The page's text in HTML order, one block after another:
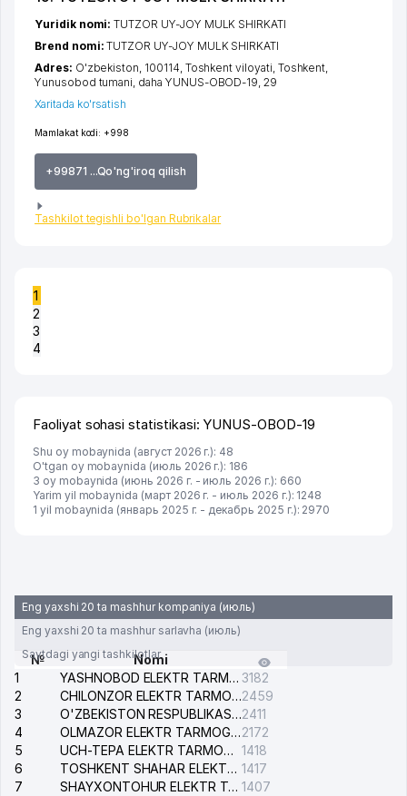
Mamlakat kodi: +998
+99871 ...Qo'ng'iroq qilish
Tashkilot tegishli bo'lgan Rubrikalar
Yuridik nomi:TUTZOR UY-JOY MULK SHIRKATI
Brend nomi:TUTZOR UY-JOY MULK SHIRKATI
Adres: O'zbekiston, 100114, Toshkent viloyati, Toshkent,
Yunusobod tumani, daha YUNUS-OBOD-19, 29
Xaritada ko'rsatish
1
2
3
4
Faoliyat sohasi statistikasi: YUNUS-OBOD-19
Shu oy mobaynida (август 2026 г.): 48
O'tgan oy mobaynida (июль 2026 г.): 186
3 oy mobaynida (июнь 2026 г. - июль 2026 г.): 660
Yarim yil mobaynida (март 2026 г. - июль 2026 г.): 1248
1 yil mobaynida (январь 2025 г. - декабрь 2025 г.): 2970
Eng yaxshi 20 ta mashhur kompaniya (июль)
Eng yaxshi 20 ta mashhur sarlavha (июль)
Saytdagi yangi tashkilotlar
№
Nomi
1
YASHNOBOD ELEKTR TARMOG'I NOSOZLIKLARI XIZMATI 3182
2
CHILONZOR ELEKTR TARMOG'I NOSOZLIK XIZMATI2459
3
O'ZBEKISTON RESPUBLIKASI BOSH PROKURATURASI ISHONCH TELEFONI2411
4
OLMAZOR ELEKTR TARMOG'I NOSOZLIKLARI XIZMATI2172
5
UCH-TEPA ELEKTR TARMOG'I NOSOZLIKLARI XIZMATI 1418
6
TOSHKENT SHAHAR ELEKTR TARMOQLARI KORXONASI AJ 1417
7
SHAYXONTOHUR ELEKTR TARMOG'I NOSOZLIKLARINI TUZATISH XIZMATI 1407